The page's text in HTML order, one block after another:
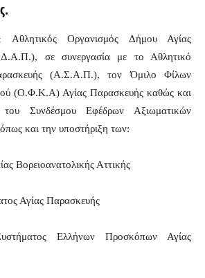
Αθλητικός Οργανισμός Δήμου Αγίας
σε συνεργασία με το Αθλητικό
(Α.Σ.Α.Π.), τον Όμιλο Φίλων
(Ο.Φ.Κ.Α) Αγίας Παρασκευής καθώς και
Συνδέσμου Εφέδρων Αξιωματικών
και την υποστήριξη των:
Βορειοανατολικής Αττικής
Αγίας Παρασκευής
Ελλήνων Προσκόπων Αγίας